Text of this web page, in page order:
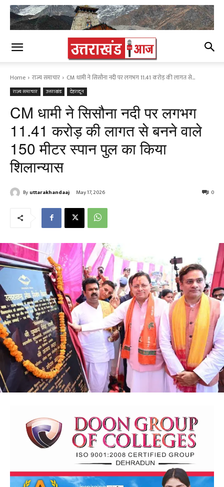
Home राज्य समाचार CM धामी ने सिसौना नदी पर लगभग 11.41 करोड़ की लागत से...
राज्य समाचार उत्तराखंड देहरादून
CM धामी ने सिसौना नदी पर लगभग
11.41 करोड़ की लागत से बनने वाले
150 मीटर स्पान पुल का किया
शिलान्यास
By uttarakhandaaj May 17, 2026 0